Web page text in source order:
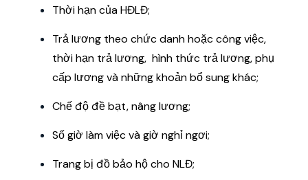
Thời hạn của HĐLĐ;
Trả lương theo chức danh hoặc công việc,
thời hạn trả lương, hình thức trả lương, phụ
cấp lương và những khoản bổ sung khác;
Chế độ đề bạt, nâng lương;
Số giờ làm việc và giờ nghỉ ngơi;
Trang bị đồ bảo hộ cho NLĐ;